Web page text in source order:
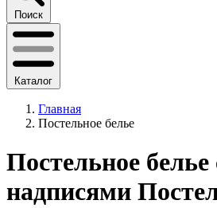
Поиск
Каталог
Главная
Постельное белье
Постельное белье
надписями